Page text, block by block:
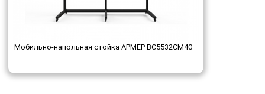
Мобильно-напольная стойка АРМЕР ВС5532СМ40